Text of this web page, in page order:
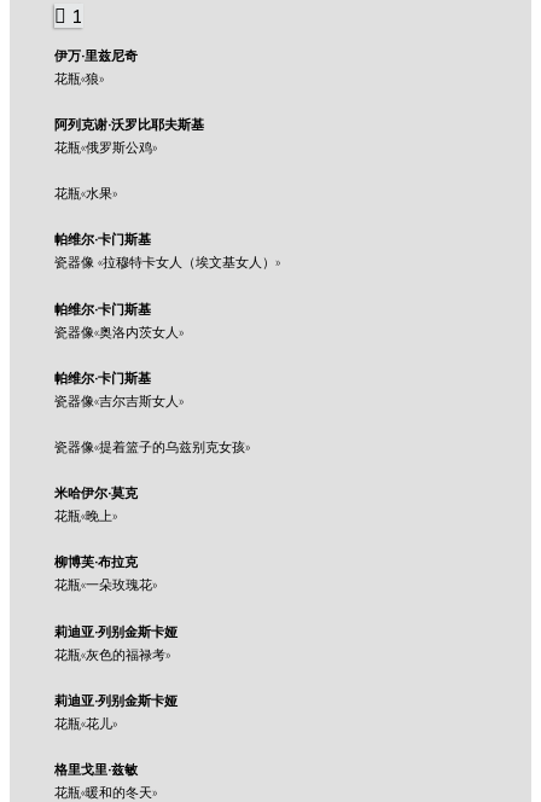
1
伊万·里兹尼奇
花瓶«狼»
阿列克谢·沃罗比耶夫斯基
花瓶«俄罗斯公鸡»
花瓶«水果»
帕维尔·卡门斯基
瓷器像 «拉穆特卡女人（埃文基女人）»
帕维尔·卡门斯基
瓷器像«奥洛内茨女人»
帕维尔·卡门斯基
瓷器像«吉尔吉斯女人»
瓷器像«提着篮子的乌兹别克女孩»
米哈伊尔·莫克
花瓶«晚上»
柳博芙·布拉克
花瓶«一朵玫瑰花»
莉迪亚·列别金斯卡娅
花瓶«灰色的福禄考»
莉迪亚·列别金斯卡娅
花瓶«花儿»
格里戈里·兹敏
花瓶«暖和的冬天»